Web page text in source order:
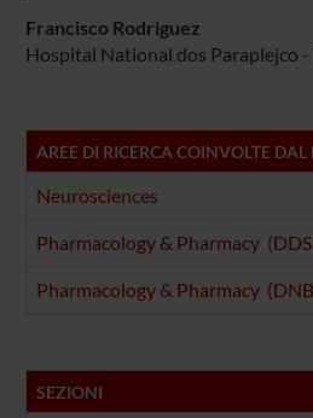
Francisco Rodriguez
Hospital National dos Paraplejco -
AREE DI RICERCA COINVOLTE DAL
Neurosciences
Pharmacology & Pharmacy
Pharmacology & Pharmacy
SEZIONI